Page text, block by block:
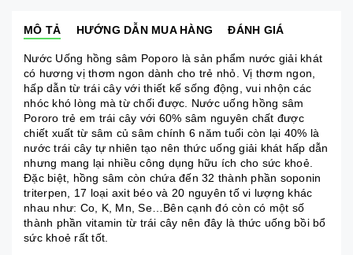
MÔ TẢ HƯỚNG DẪN MUA HÀNG ĐÁNH GIÁ
Nước Uống hồng sâm Poporo là sản phẩm nước giải khát
có hương vị thơm ngon dành cho trẻ nhỏ. Vị thơm ngon,
hấp dẫn từ trái cây với thiết kế sống động, vui nhộn các
nhóc khó lòng mà từ chối được. Nước uống hồng sâm
Pororo trẻ em trái cây với 60% sâm nguyên chất được
chiết xuất từ sâm củ sâm chính 6 năm tuổi còn lại 40% là
nước trái cây tự nhiên tạo nên thức uống giải khát hấp dẫn
nhưng mang lại nhiều công dụng hữu ích cho sức khoẻ.
Đặc biệt, hồng sâm còn chứa đến 32 thành phần soponin
triterpen, 17 loại axit béo và 20 nguyên tố vi lượng khác
nhau như: Co, K, Mn, Se…Bên cạnh đó còn có một số
thành phần vitamin từ trái cây nên đây là thức uống bồi bổ
sức khoẻ rất tốt.